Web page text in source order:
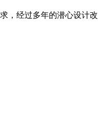
，经过多年的潜心设计改